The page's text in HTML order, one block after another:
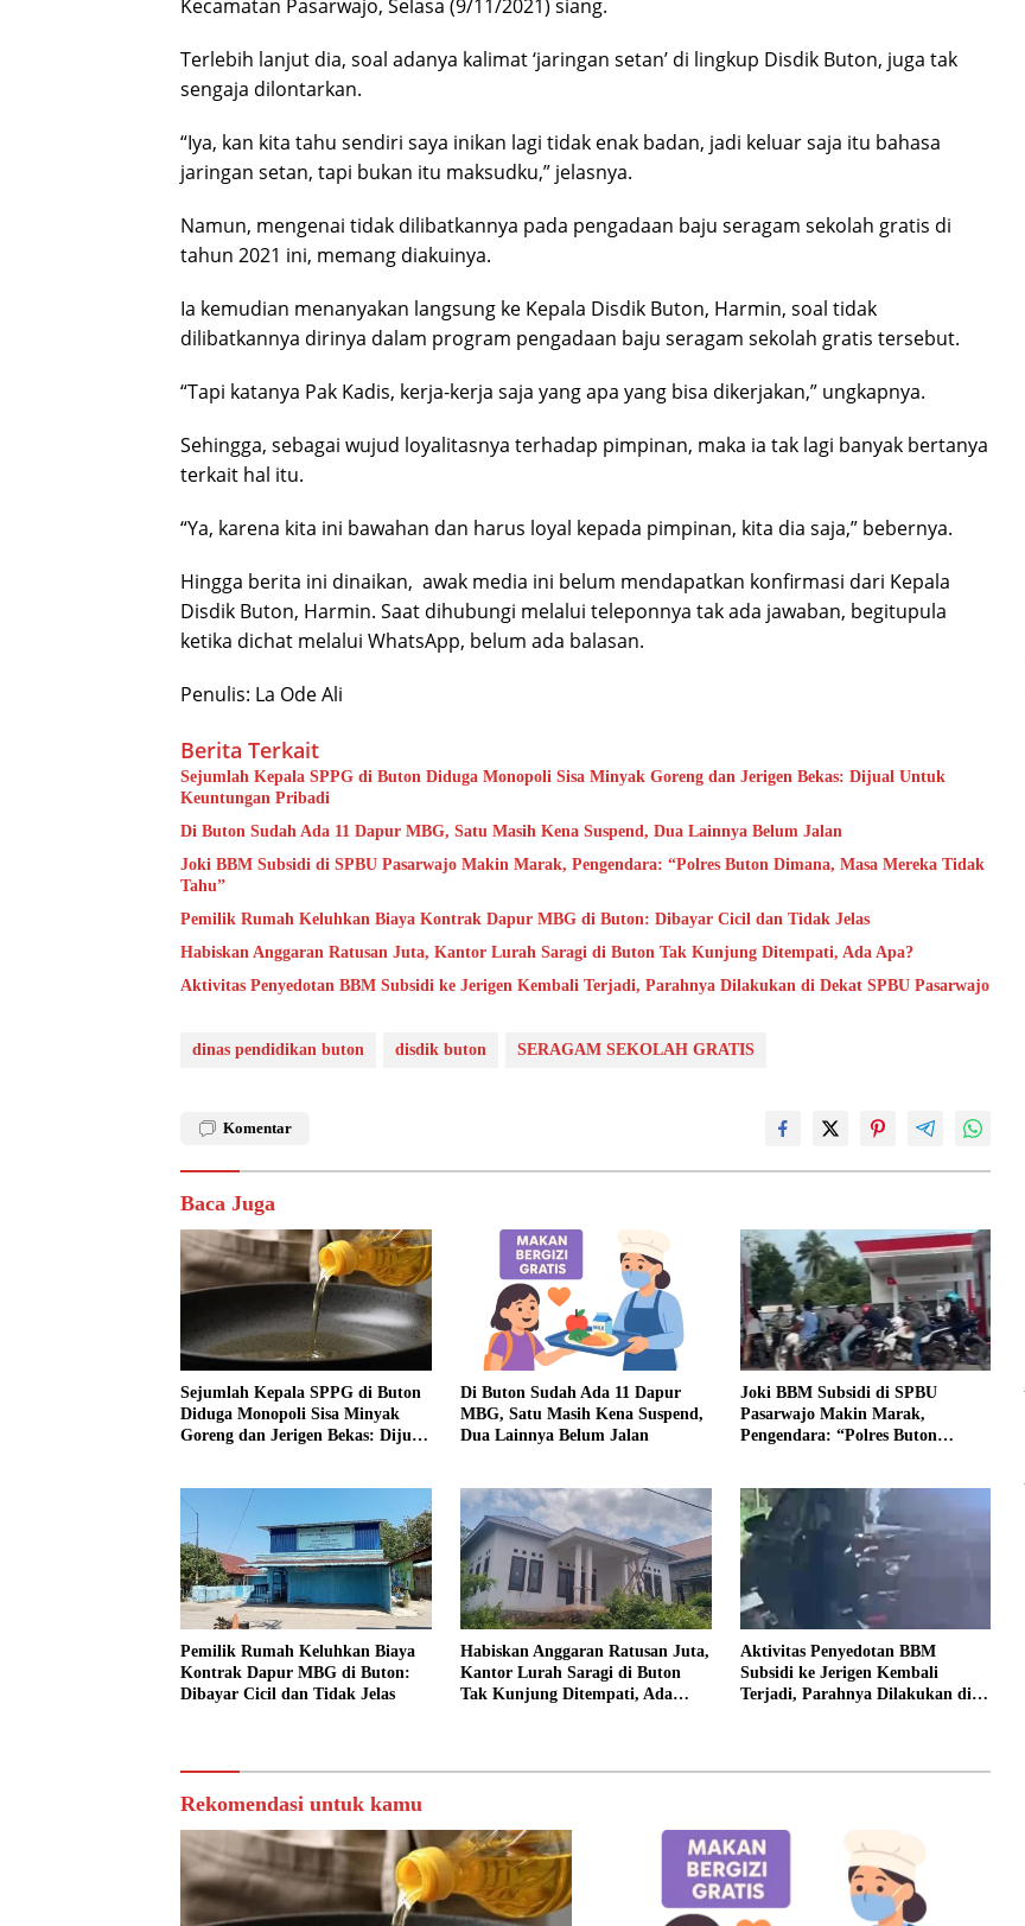
Kecamatan Pasarwajo, Selasa (9/11/2021) siang.
Terlebih lanjut dia, soal adanya kalimat ‘jaringan setan’ di lingkup Disdik Buton, juga tak
sengaja dilontarkan.
“Iya, kan kita tahu sendiri saya inikan lagi tidak enak badan, jadi keluar saja itu bahasa
jaringan setan, tapi bukan itu maksudku,” jelasnya.
Namun, mengenai tidak dilibatkannya pada pengadaan baju seragam sekolah gratis di
tahun 2021 ini, memang diakuinya.
Ia kemudian menanyakan langsung ke Kepala Disdik Buton, Harmin, soal tidak
dilibatkannya dirinya dalam program pengadaan baju seragam sekolah gratis tersebut.
“Tapi katanya Pak Kadis, kerja-kerja saja yang apa yang bisa dikerjakan,” ungkapnya.
Sehingga, sebagai wujud loyalitasnya terhadap pimpinan, maka ia tak lagi banyak bertanya
terkait hal itu.
“Ya, karena kita ini bawahan dan harus loyal kepada pimpinan, kita dia saja,” bebernya.
Hingga berita ini dinaikan, awak media ini belum mendapatkan konfirmasi dari Kepala
Disdik Buton, Harmin. Saat dihubungi melalui teleponnya tak ada jawaban, begitupula
ketika dichat melalui WhatsApp, belum ada balasan.
Penulis: La Ode Ali
Berita Terkait
Sejumlah Kepala SPPG di Buton Diduga Monopoli Sisa Minyak Goreng dan Jerigen Bekas: Dijual Untuk
Keuntungan Pribadi
Di Buton Sudah Ada 11 Dapur MBG, Satu Masih Kena Suspend, Dua Lainnya Belum Jalan
Joki BBM Subsidi di SPBU Pasarwajo Makin Marak, Pengendara: “Polres Buton Dimana, Masa Mereka Tidak
Tahu”
Pemilik Rumah Keluhkan Biaya Kontrak Dapur MBG di Buton: Dibayar Cicil dan Tidak Jelas
Habiskan Anggaran Ratusan Juta, Kantor Lurah Saragi di Buton Tak Kunjung Ditempati, Ada Apa?
Aktivitas Penyedotan BBM Subsidi ke Jerigen Kembali Terjadi, Parahnya Dilakukan di Dekat SPBU Pasarwajo
dinas pendidikan buton disdik buton SERAGAM SEKOLAH GRATIS
Komentar
Baca Juga
Sejumlah Kepala SPPG di Buton
Diduga Monopoli Sisa Minyak
Goreng dan Jerigen Bekas: Dijual
Di Buton Sudah Ada 11 Dapur
MBG, Satu Masih Kena Suspend,
Dua Lainnya Belum Jalan
Joki BBM Subsidi di SPBU
Pasarwajo Makin Marak,
Pengendara: “Polres Buton
Pemilik Rumah Keluhkan Biaya
Kontrak Dapur MBG di Buton:
Dibayar Cicil dan Tidak Jelas
Habiskan Anggaran Ratusan Juta,
Kantor Lurah Saragi di Buton
Tak Kunjung Ditempati, Ada
Aktivitas Penyedotan BBM
Subsidi ke Jerigen Kembali
Terjadi, Parahnya Dilakukan di
Rekomendasi untuk kamu